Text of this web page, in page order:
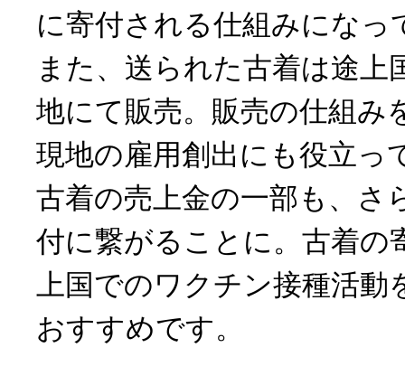
に寄付される仕組みになっ
また、送られた古着は途上
地にて販売。販売の仕組み
現地の雇用創出にも役立っ
古着の売上金の一部も、さ
付に繋がることに。古着の
上国でのワクチン接種活動
おすすめです。